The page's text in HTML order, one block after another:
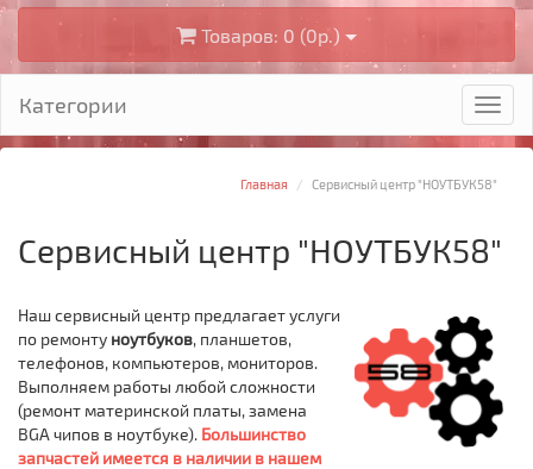
Товаров: 0 (0р.)
Категории
Главная Сервисный центр "НОУТБУК58"
Сервисный центр "НОУТБУК58"
Наш сервисный центр предлагает услуги
по ремонту ноутбуков, планшетов,
телефонов, компьютеров, мониторов.
Выполняем работы любой сложности
(ремонт материнской платы, замена
BGA чипов в ноутбуке). Большинство
запчастей имеется в наличии в нашем